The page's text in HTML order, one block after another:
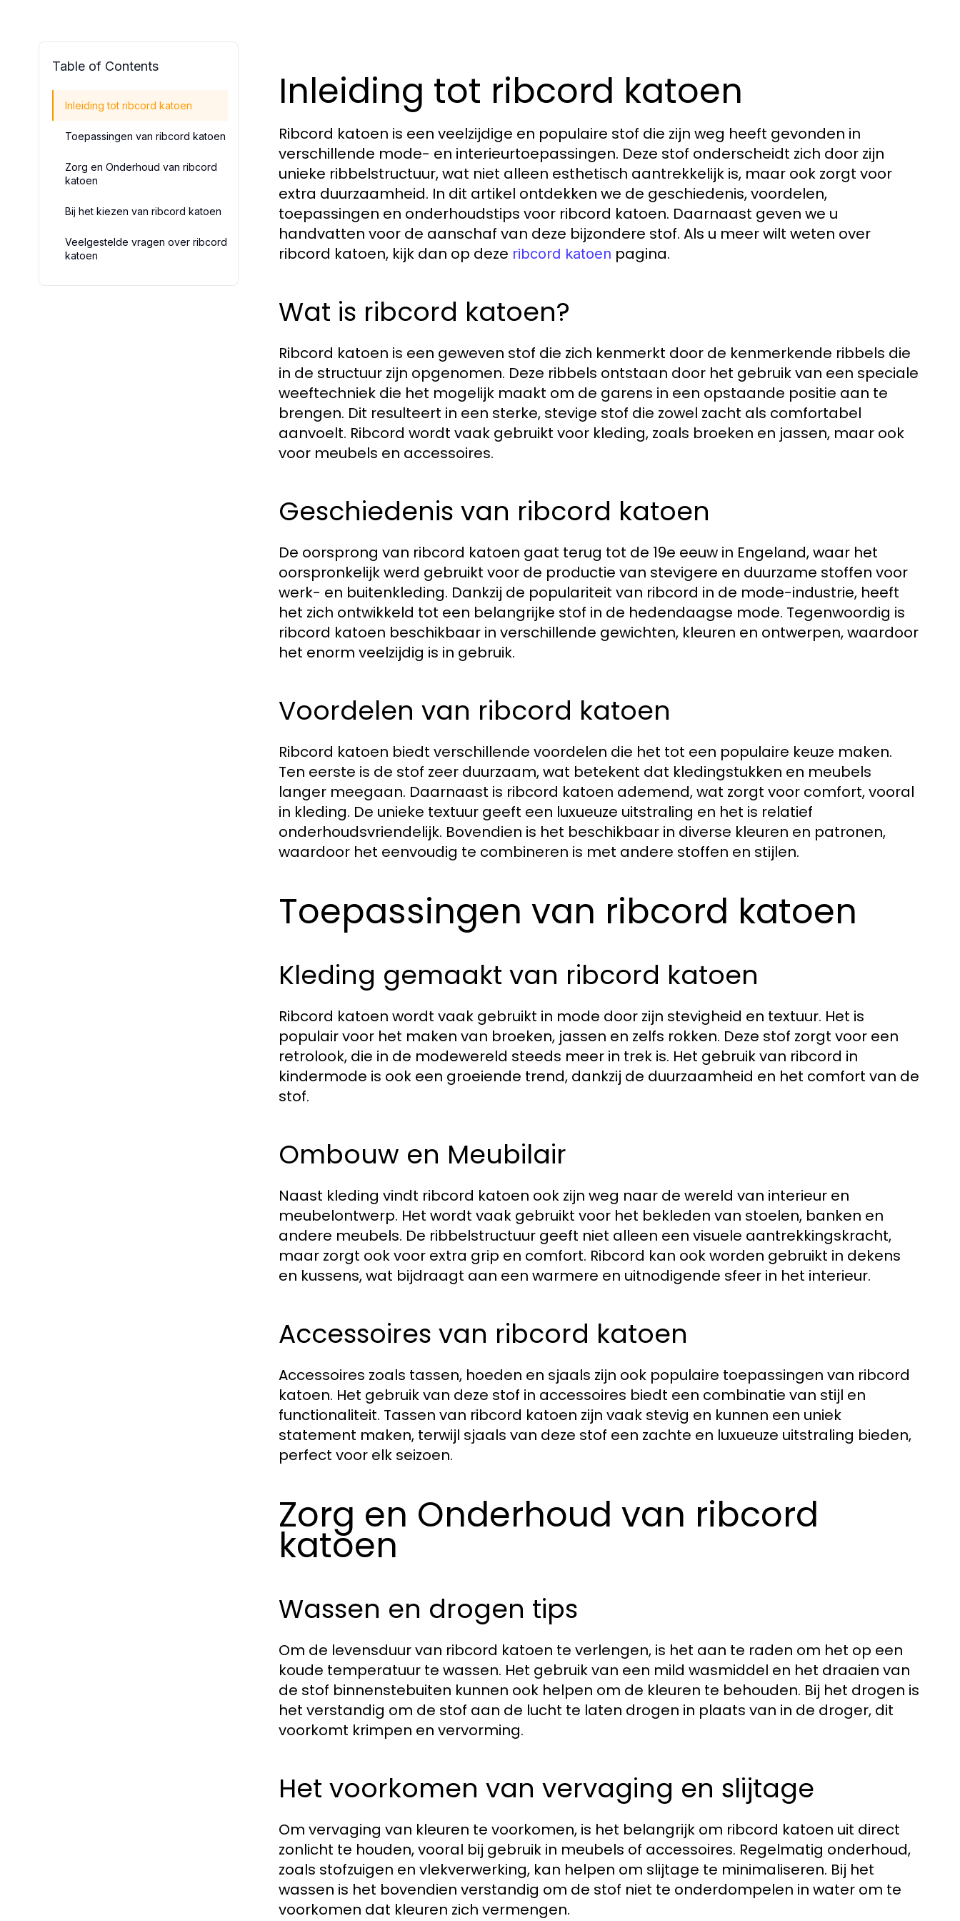
Table of Contents
Inleiding tot ribcord katoen
Toepassingen van ribcord katoen
Zorg en Onderhoud van ribcord
katoen
Bij het kiezen van ribcord katoen
Veelgestelde vragen over ribcord
katoen
Inleiding tot ribcord katoen
Ribcord katoen is een veelzijdige en populaire stof die zijn weg heeft gevonden in
verschillende mode- en interieurtoepassingen. Deze stof onderscheidt zich door zijn
unieke ribbelstructuur, wat niet alleen esthetisch aantrekkelijk is, maar ook zorgt voor
extra duurzaamheid. In dit artikel ontdekken we de geschiedenis, voordelen,
toepassingen en onderhoudstips voor ribcord katoen. Daarnaast geven we u
handvatten voor de aanschaf van deze bijzondere stof. Als u meer wilt weten over
ribcord katoen, kijk dan op deze ribcord katoen pagina.
Wat is ribcord katoen?
Ribcord katoen is een geweven stof die zich kenmerkt door de kenmerkende ribbels die
in de structuur zijn opgenomen. Deze ribbels ontstaan door het gebruik van een speciale
weeftechniek die het mogelijk maakt om de garens in een opstaande positie aan te
brengen. Dit resulteert in een sterke, stevige stof die zowel zacht als comfortabel
aanvoelt. Ribcord wordt vaak gebruikt voor kleding, zoals broeken en jassen, maar ook
voor meubels en accessoires.
Geschiedenis van ribcord katoen
De oorsprong van ribcord katoen gaat terug tot de 19e eeuw in Engeland, waar het
oorspronkelijk werd gebruikt voor de productie van stevigere en duurzame stoffen voor
werk- en buitenkleding. Dankzij de populariteit van ribcord in de mode-industrie, heeft
het zich ontwikkeld tot een belangrijke stof in de hedendaagse mode. Tegenwoordig is
ribcord katoen beschikbaar in verschillende gewichten, kleuren en ontwerpen, waardoor
het enorm veelzijdig is in gebruik.
Voordelen van ribcord katoen
Ribcord katoen biedt verschillende voordelen die het tot een populaire keuze maken.
Ten eerste is de stof zeer duurzaam, wat betekent dat kledingstukken en meubels
langer meegaan. Daarnaast is ribcord katoen ademend, wat zorgt voor comfort, vooral
in kleding. De unieke textuur geeft een luxueuze uitstraling en het is relatief
onderhoudsvriendelijk. Bovendien is het beschikbaar in diverse kleuren en patronen,
waardoor het eenvoudig te combineren is met andere stoffen en stijlen.
Toepassingen van ribcord katoen
Kleding gemaakt van ribcord katoen
Ribcord katoen wordt vaak gebruikt in mode door zijn stevigheid en textuur. Het is
populair voor het maken van broeken, jassen en zelfs rokken. Deze stof zorgt voor een
retrolook, die in de modewereld steeds meer in trek is. Het gebruik van ribcord in
kindermode is ook een groeiende trend, dankzij de duurzaamheid en het comfort van de
stof.
Ombouw en Meubilair
Naast kleding vindt ribcord katoen ook zijn weg naar de wereld van interieur en
meubelontwerp. Het wordt vaak gebruikt voor het bekleden van stoelen, banken en
andere meubels. De ribbelstructuur geeft niet alleen een visuele aantrekkingskracht,
maar zorgt ook voor extra grip en comfort. Ribcord kan ook worden gebruikt in dekens
en kussens, wat bijdraagt aan een warmere en uitnodigende sfeer in het interieur.
Accessoires van ribcord katoen
Accessoires zoals tassen, hoeden en sjaals zijn ook populaire toepassingen van ribcord
katoen. Het gebruik van deze stof in accessoires biedt een combinatie van stijl en
functionaliteit. Tassen van ribcord katoen zijn vaak stevig en kunnen een uniek
statement maken, terwijl sjaals van deze stof een zachte en luxueuze uitstraling bieden,
perfect voor elk seizoen.
Zorg en Onderhoud van ribcord
katoen
Wassen en drogen tips
Om de levensduur van ribcord katoen te verlengen, is het aan te raden om het op een
koude temperatuur te wassen. Het gebruik van een mild wasmiddel en het draaien van
de stof binnenstebuiten kunnen ook helpen om de kleuren te behouden. Bij het drogen is
het verstandig om de stof aan de lucht te laten drogen in plaats van in de droger, dit
voorkomt krimpen en vervorming.
Het voorkomen van vervaging en slijtage
Om vervaging van kleuren te voorkomen, is het belangrijk om ribcord katoen uit direct
zonlicht te houden, vooral bij gebruik in meubels of accessoires. Regelmatig onderhoud,
zoals stofzuigen en vlekverwerking, kan helpen om slijtage te minimaliseren. Bij het
wassen is het bovendien verstandig om de stof niet te onderdompelen in water om te
voorkomen dat kleuren zich vermengen.